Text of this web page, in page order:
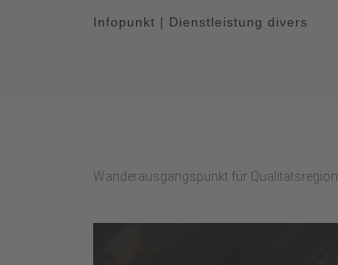
Infopunkt | Dienstleistung divers
Wanderausgangspunkt für